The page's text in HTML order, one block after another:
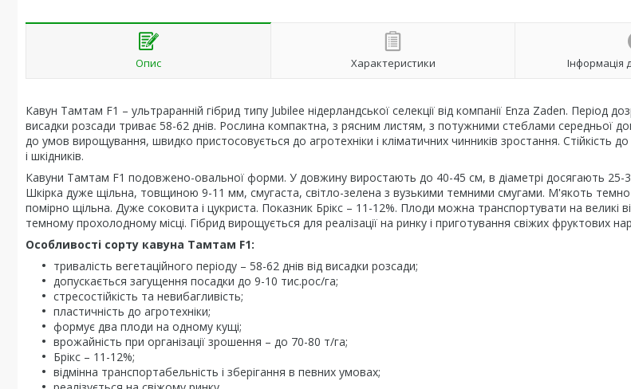
Опис Характеристики Інформація
Кавун Тамтам F1 – ультраранній гібрид типу Jubilee нідерландської селекції від компанії Enza Zaden. Період
висадки розсади триває 58-62 днів. Рослина компактна, з рясним листям, з потужними стеблами середньої
до умов вирощування, швидко пристосовується до агротехніки і кліматичних чинників зростання. Стійкість
і шкідників.
Кавуни Тамтам F1 подовжено-овальної форми. У довжину виростають до 40-45 см, в діаметрі досягають 25-
Шкірка дуже щільна, товщиною 9-11 мм, смугаста, світло-зелена з вузькими темними смугами. М'якоть
помірно щільна. Дуже соковита і цукриста. Показник Брікс – 11-12%. Плоди можна транспортувати на великі
темному прохолодному місці. Гібрид вирощується для реалізації на ринку і приготування свіжих фруктових
Особливості сорту кавуна Тамтам F1:
тривалість вегетаційного періоду – 58-62 днів від висадки розсади;
допускається загущення посадки до 9-10 тис.рос/га;
стресостійкість та невибагливість;
пластичність до агротехніки;
формує два плоди на одному кущі;
врожайність при організації зрошення – до 70-80 т/га;
Брікс – 11-12%;
відмінна транспортабельність і зберігання в певних умовах;